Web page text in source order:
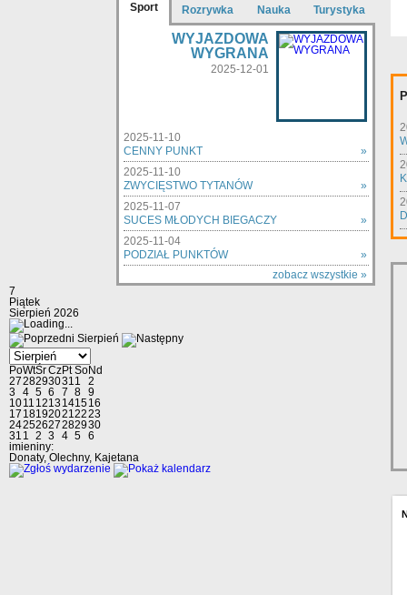
Sport Rozrywka Nauka Turystyka
WYJAZDOWA
WYGRANA
2025-12-01
2025-11-10
CENNY PUNKT
»
2025-11-10
ZWYCIĘSTWO TYTANÓW
»
2025-11-07
SUCES MŁODYCH BIEGACZY
»
2025-11-04
PODZIAŁ PUNKTÓW
»
zobacz wszystkie »
7
Piątek
Sierpień 2026
Sierpień
PoWtŚrCzPt SoNd
27282930311
2
3
4 5 6 7 8 9
1011 1213 141516
17 181920212223
24252627282930
31 1 2 3 4 5 6
imieniny:
Donaty, Olechny, Kajetana